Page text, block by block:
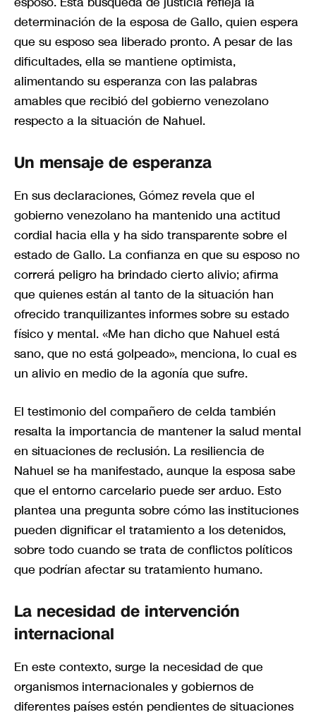
determinación de la esposa de Gallo, quien espera
que su esposo sea liberado pronto. A pesar de las
dificultades, ella se mantiene optimista,
alimentando su esperanza con las palabras
amables que recibió del gobierno venezolano
respecto a la situación de Nahuel.
Un mensaje de esperanza
En sus declaraciones, Gómez revela que el
gobierno venezolano ha mantenido una actitud
cordial hacia ella y ha sido transparente sobre el
estado de Gallo. La confianza en que su esposo no
correrá peligro ha brindado cierto alivio; afirma
que quienes están al tanto de la situación han
ofrecido tranquilizantes informes sobre su estado
físico y mental. «Me han dicho que Nahuel está
sano, que no está golpeado», menciona, lo cual es
un alivio en medio de la agonía que sufre.
El testimonio del compañero de celda también
resalta la importancia de mantener la salud mental
en situaciones de reclusión. La resiliencia de
Nahuel se ha manifestado, aunque la esposa sabe
que el entorno carcelario puede ser arduo. Esto
plantea una pregunta sobre cómo las instituciones
pueden dignificar el tratamiento a los detenidos,
sobre todo cuando se trata de conflictos políticos
que podrían afectar su tratamiento humano.
La necesidad de intervención
internacional
En este contexto, surge la necesidad de que
organismos internacionales y gobiernos de
diferentes países estén pendientes de situaciones